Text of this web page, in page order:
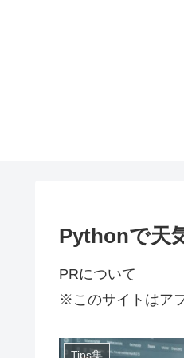
Pythonで天
PRについて
※このサイトはア
Tips集